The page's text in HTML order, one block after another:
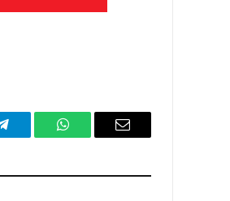
Telegram WhatsAppEmail